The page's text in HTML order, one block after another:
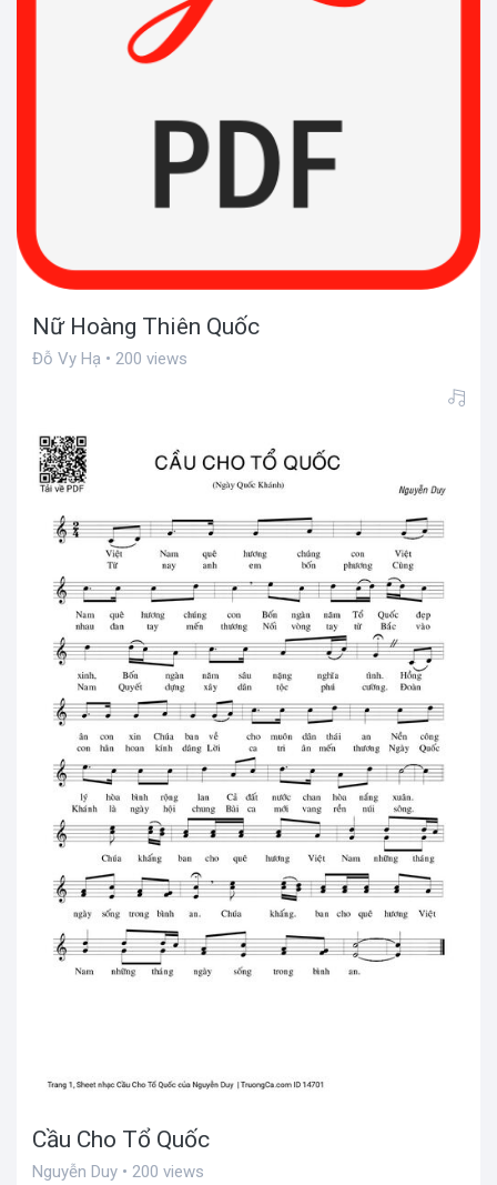
Nữ Hoàng Thiên Quốc
Đỗ Vy Hạ • 200 views
Cầu Cho Tổ Quốc
Nguyễn Duy • 200 views